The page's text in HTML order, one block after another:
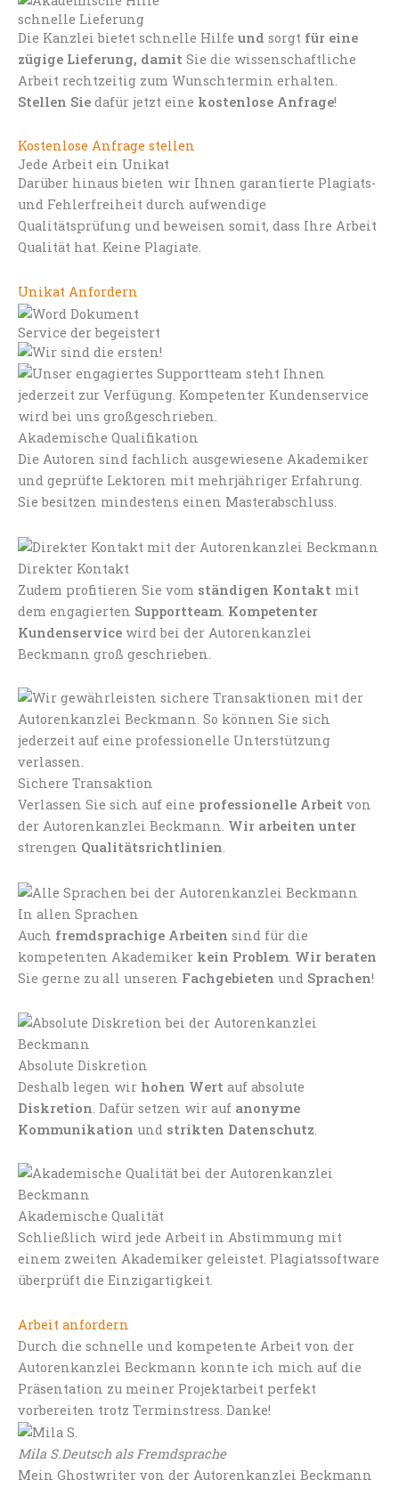
schnelle Lieferung
Die Kanzlei bietet schnelle Hilfe und sorgt für eine
zügige Lieferung, damit Sie die wissenschaftliche
Arbeit rechtzeitig zum Wunschtermin erhalten.
Stellen Sie dafür jetzt eine kostenlose Anfrage!
Kostenlose Anfrage stellen
Jede Arbeit ein Unikat
Darüber hinaus bieten wir Ihnen garantierte Plagiats-
und Fehlerfreiheit durch aufwendige
Qualitätsprüfung und beweisen somit, dass Ihre Arbeit
Qualität hat. Keine Plagiate.
Unikat Anfordern
Service der begeistert
Akademische Qualifikation
Die Autoren sind fachlich ausgewiesene Akademiker
und geprüfte Lektoren mit mehrjähriger Erfahrung.
Sie besitzen mindestens einen Masterabschluss.
Direkter Kontakt
Zudem profitieren Sie vom ständigen Kontakt mit
dem engagierten Supportteam. Kompetenter
Kundenservice wird bei der Autorenkanzlei
Beckmann groß geschrieben.
Sichere Transaktion
Verlassen Sie sich auf eine professionelle Arbeit von
der Autorenkanzlei Beckmann. Wir arbeiten unter
strengen Qualitätsrichtlinien.
In allen Sprachen
Auch fremdsprachige Arbeiten sind für die
kompetenten Akademiker kein Problem. Wir beraten
Sie gerne zu all unseren Fachgebieten und Sprachen!
Absolute Diskretion
Deshalb legen wir hohen Wert auf absolute
Diskretion . Dafür setzen wir auf anonyme
Kommunikation und strikten Datenschutz
Akademische Qualität
Schließlich wird jede Arbeit in Abstimmung mit
einem zweiten Akademiker geleistet. Plagiatssoftware
überprüft die Einzigartigkeit.
Arbeit anfordern
Durch die schnelle und kompetente Arbeit von der
Autorenkanzlei Beckmann konnte ich mich auf die
Präsentation zu meiner Projektarbeit perfekt
vorbereiten trotz Terminstress. Danke!
Mila S.Deutsch als Fremdsprache
Mein Ghostwriter von der Autorenkanzlei Beckmann